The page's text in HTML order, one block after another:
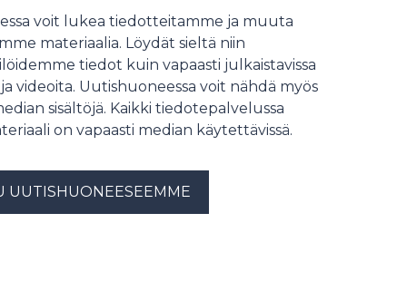
tiivistyy keskusten
sähkönkulutukseen, vaikka
olennaista on kysyä, mitä
menetämme jäämällä sivuun
investointikisassa.
voit lukea tiedotteitamme ja muuta
materiaalia. Löydät sieltä niin
tiedot kuin vapaasti julkaistavissa
videoita. Uutishuoneessa voit nähdä myös
sisältöjä. Kaikki tiedotepalvelussa
on vapaasti median käytettävissä.
UUTISHUONEESEEMME